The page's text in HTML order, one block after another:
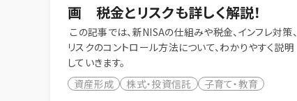
画 税金とリスクも詳しく解説！
この記事では、新NISAの仕組みや税金、インフレ対策、
リスクのコントロール方法について、わかりやすく説明
していきます。
資産形成
株式・投資信託 子育て・教育